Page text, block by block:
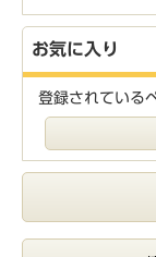
お気に入り
登録されている